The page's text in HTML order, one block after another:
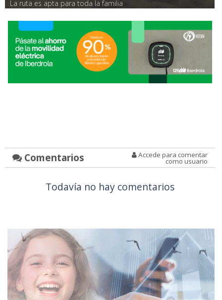
La ruta es apta para toda la familia
Comentarios Accede para comentar
como usuario
Todavía no hay comentarios